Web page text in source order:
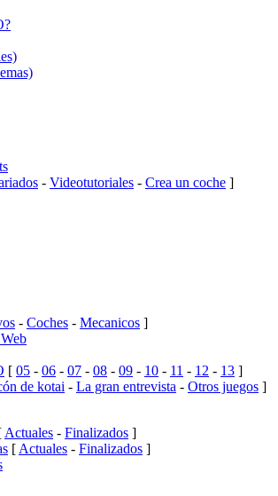
- Videotutoriales - Crea un coche ]
- Coches - Mecanicos ]
[ 05 - 06 - 07 - 08 - 09 - 10 - 11 - 12 - 13 ]
de kotai - La gran entrevista - Otros juegos ]
Actuales - Finalizados ]
[ Actuales - Finalizados ]